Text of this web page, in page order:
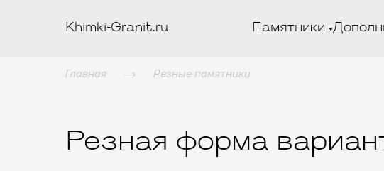
Khimki-Granit.ru Памятники
Главная Резные памятники
Резная форма